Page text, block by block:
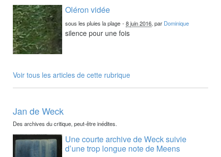
Oléron vidée
sous les pluies la plage -8 juin 2016, par Dominique
silence pour une fois
Voir tous les articles de cette rubrique
Jan de Weck
Des archives du critique, peut-être inédites.
Une courte archive de Weck suivie
d’une trop longue note de Meens